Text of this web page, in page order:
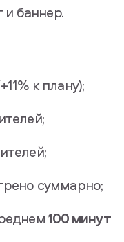
и баннер.
к плану);
суммарно;
100 минут